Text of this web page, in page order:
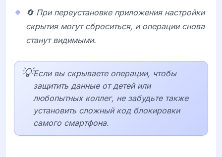
🔄 При переустановке приложения настройки
скрытия могут сброситься, и операции снова
станут видимыми.
💡Если вы скрываете операции, чтобы
защитить данные от детей или
любопытных коллег, не забудьте также
установить сложный код блокировки
самого смартфона.